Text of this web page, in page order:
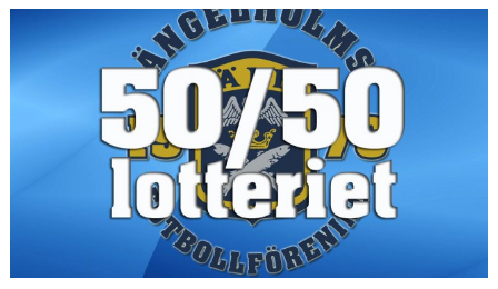
MEDLEMS OCH TRÄNINGSAVGIFTER